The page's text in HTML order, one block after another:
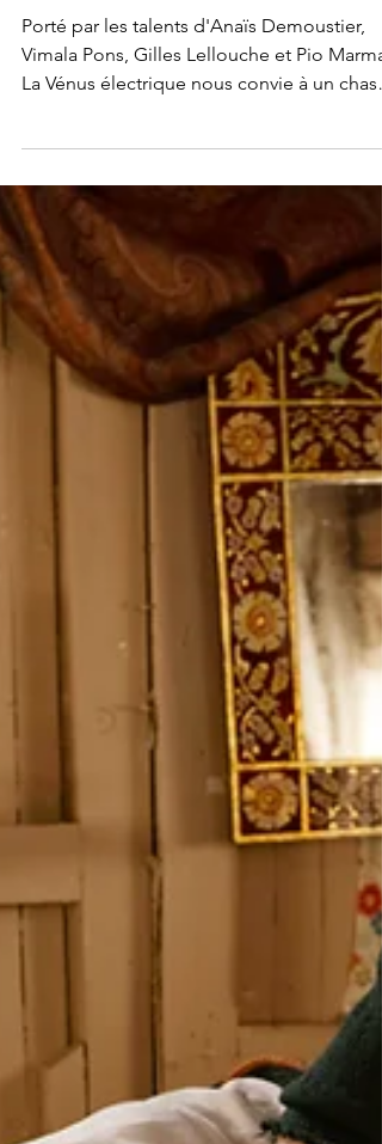
comédie, c'est croire en une
forme de joie"
Vimala Pons, Gilles Lellouche et Pio
croisé amoureux dans le Paris des années
entre supercheries, peintures, attractions
foraines et désirs compliqués. cette
réalisation de Pierre Salvadori marque son
retour à la comédie dans toute sa
sophistication. Rencontre avec Pierre
Salvadori, cinéaste pour qui le rire est
un acte d’élégance que de survie.